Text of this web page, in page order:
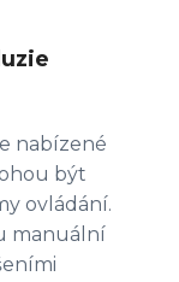
nabízené
být
ovládání.
manuální